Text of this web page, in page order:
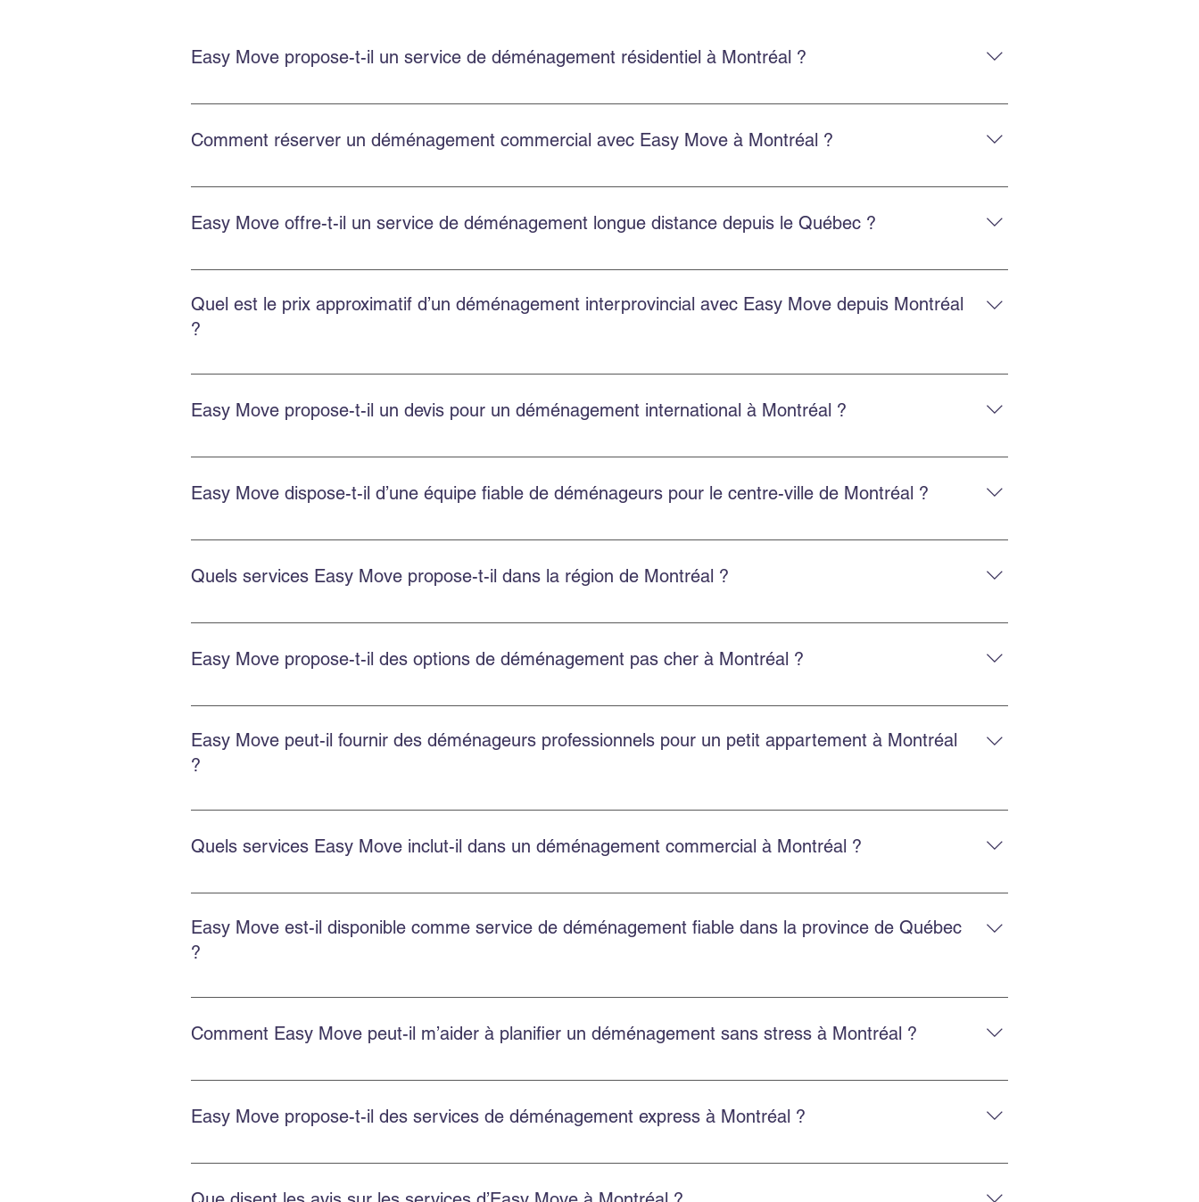
Easy Move propose-t-il un service de déménagement résidentiel à Montréal ?
Oui. Easy Move Montréal propose un service résidentiel à Montréal et en banlieue, avec une équipe expérimentée qui manipule
Comment réserver un déménagement commercial avec Easy Move à Montréal ?
Réservez en remplissant le formulaire sur le site, en appelant au 514‑578‑6903, ou en nous contactant via Facebook ou
Easy Move offre-t-il un service de déménagement longue distance depuis le Québec ?
Oui. Easy Move réalise des déménagements provinciaux et internationaux depuis le Québec. Contactez-nous pour une cotation
Quel est le prix approximatif d’un déménagement interprovincial avec Easy Move depuis Montréal
?
Le prix dépend de la distance, du volume et des services choisis. Easy Move propose des soumissions gratuites en ligne pour
Easy Move propose-t-il un devis pour un déménagement international à Montréal ?
Oui. Easy Move fournit des devis gratuits pour les déménagements internationaux depuis Montréal, y compris vers les États-Unis.
Easy Move dispose-t-il d’une équipe fiable de déménageurs pour le centre-ville de Montréal ?
Oui. Easy Move dessert le centre-ville de Montréal avec une équipe ponctuelle, professionnelle et fiable.
Quels services Easy Move propose-t-il dans la région de Montréal ?
Easy Move propose le déménagement résidentiel, commercial, l’emballage professionnel, l’entreposage sécurisé et la location
Easy Move propose-t-il des options de déménagement pas cher à Montréal ?
Easy Move propose des solutions économiques et transparentes, avec un bon rapport qualité-prix et un service fiable.
Easy Move peut-il fournir des déménageurs professionnels pour un petit appartement à Montréal
?
Oui. Easy Move intervient aussi bien pour les petits appartements que pour les grands logements, avec un service adapté et
Quels services Easy Move inclut-il dans un déménagement commercial à Montréal ?
Le déménagement commercial inclut la planification, le chargement, le transport, le déchargement et la protection des biens, avec
Easy Move est-il disponible comme service de déménagement fiable dans la province de Québec
?
Oui. Easy Move intervient partout au Québec, y compris Montréal, Châteauguay et plusieurs autres régions.
Comment Easy Move peut-il m’aider à planifier un déménagement sans stress à Montréal ?
Planifiez à l’avance, obtenez une soumission gratuite, choisissez une équipe ponctuelle et utilisez nos services d’emballage ou
Easy Move propose-t-il des services de déménagement express à Montréal ?
Oui. Easy Move propose des services rapides et flexibles pour réduire le stress et assurer un déménagement efficace.